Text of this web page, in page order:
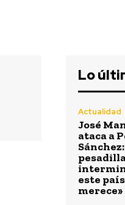
Lo
Actualidad
José
ataca a
este
merece»